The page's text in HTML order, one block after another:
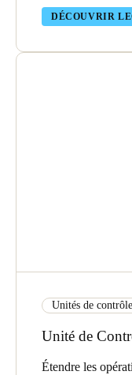
DÉCOUVRIR
Unités de
Unité de
Étendre les